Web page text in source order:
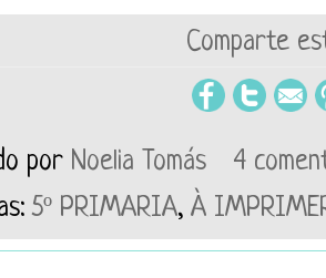
Comparte
por Noelia Tomás
4
5º PRIMARIA, À